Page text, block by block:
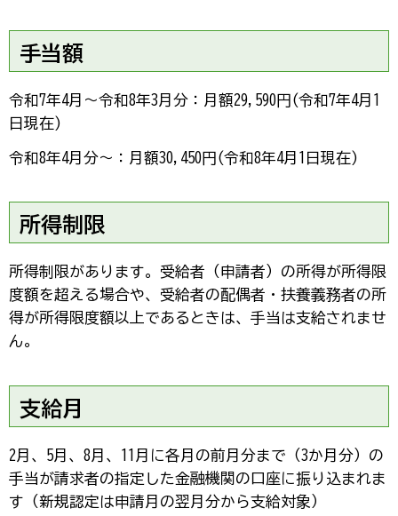
手当額
令和7年4月～令和8年3月分：月額29,590円(令和7年4月1
日現在)
令和8年4月分～：月額30,450円(令和8年4月1日現在)
所得制限
所得制限があります。受給者（申請者）の所得が所得限
度額を超える場合や、受給者の配偶者・扶養義務者の所
得が所得限度額以上であるときは、手当は支給されませ
ん。
支給月
2月、5月、8月、11月に各月の前月分まで（3か月分）の
手当が請求者の指定した金融機関の口座に振り込まれま
す（新規認定は申請月の翌月分から支給対象）